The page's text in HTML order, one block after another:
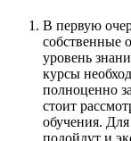
В первую
собственные
уровень
курсы
полноценно
стоит
обучения.
подойдут и